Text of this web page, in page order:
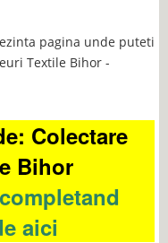
pagina unde puteti
Textile Bihor -
Colectare
Bihor
aici